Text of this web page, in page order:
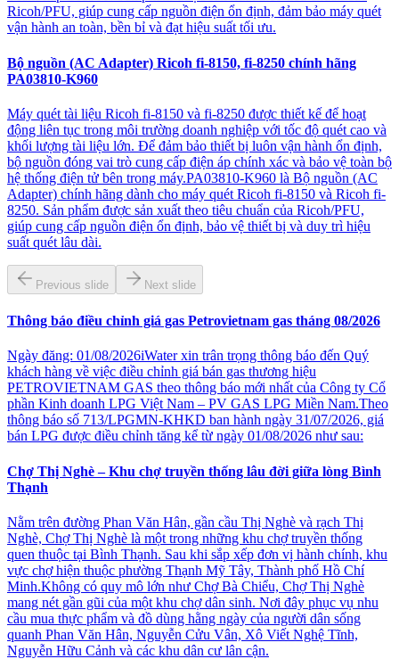
Ricoh/PFU, giúp cung cấp nguồn điện ổn định, đảm bảo máy quét
vận hành an toàn, bền bỉ và đạt hiệu suất tối ưu.
Bộ nguồn (AC Adapter) Ricoh fi-8150, fi-8250 chính hãng
PA03810-K960
Máy quét tài liệu Ricoh fi-8150 và fi-8250 được thiết kế để hoạt
động liên tục trong môi trường doanh nghiệp với tốc độ quét cao và
khối lượng tài liệu lớn. Để đảm bảo thiết bị luôn vận hành ổn định,
bộ nguồn đóng vai trò cung cấp điện áp chính xác và bảo vệ toàn bộ
hệ thống điện tử bên trong máy.PA03810-K960 là Bộ nguồn (AC
Adapter) chính hãng dành cho máy quét Ricoh fi-8150 và Ricoh fi-
8250. Sản phẩm được sản xuất theo tiêu chuẩn của Ricoh/PFU,
giúp cung cấp nguồn điện ổn định, bảo vệ thiết bị và duy trì hiệu
suất quét lâu dài.
Previous slide Next slide
Thông báo điều chỉnh giá gas Petrovietnam gas tháng 08/2026
Ngày đăng: 01/08/2026iWater xin trân trọng thông báo đến Quý
khách hàng về việc điều chỉnh giá bán gas thương hiệu
PETROVIETNAM GAS theo thông báo mới nhất của Công ty Cổ
phần Kinh doanh LPG Việt Nam – PV GAS LPG Miền Nam.Theo
thông báo số 713/LPGMN-KHKD ban hành ngày 31/07/2026, giá
bán LPG được điều chỉnh tăng kể từ ngày 01/08/2026 như sau:
Chợ Thị Nghè – Khu chợ truyền thống lâu đời giữa lòng Bình
Thạnh
Nằm trên đường Phan Văn Hân, gần cầu Thị Nghè và rạch Thị
Nghè, Chợ Thị Nghè là một trong những khu chợ truyền thống
quen thuộc tại Bình Thạnh. Sau khi sắp xếp đơn vị hành chính, khu
vực chợ hiện thuộc phường Thạnh Mỹ Tây, Thành phố Hồ Chí
Minh.Không có quy mô lớn như Chợ Bà Chiểu, Chợ Thị Nghè
mang nét gần gũi của một khu chợ dân sinh. Nơi đây phục vụ nhu
cầu mua thực phẩm và đồ dùng hằng ngày của người dân sống
quanh Phan Văn Hân, Nguyễn Cửu Vân, Xô Viết Nghệ Tĩnh,
Nguyễn Hữu Cảnh và các khu dân cư lân cận.